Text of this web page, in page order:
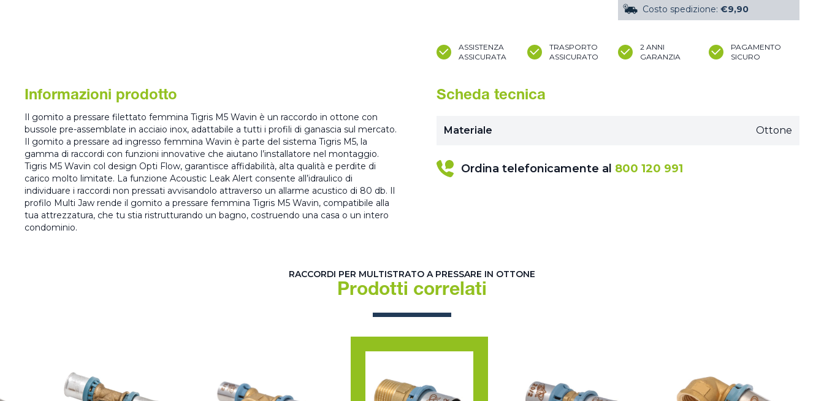
Costo spedizione: €9,90
ASSISTENZA
ASSICURATA
TRASPORTO
ASSICURATO
2 ANNI
GARANZIA
PAGAMENTO
SICURO
Informazioni prodotto
Il gomito a pressare filettato femmina Tigris M5 Wavin è un raccordo in ottone con
bussole pre-assemblate in acciaio inox, adattabile a tutti i profili di ganascia sul mercato.
Il gomito a pressare ad ingresso femmina Wavin è parte del sistema Tigris M5, la
gamma di raccordi con funzioni innovative che aiutano l’installatore nel montaggio.
Tigris M5 Wavin col design Opti Flow, garantisce affidabilità, alta qualità e perdite di
carico molto limitate. La funzione Acoustic Leak Alert consente all’idraulico di
individuare i raccordi non pressati avvisandolo attraverso un allarme acustico di 80 db. Il
profilo Multi Jaw rende il gomito a pressare femmina Tigris M5 Wavin, compatibile alla
tua attrezzatura, che tu stia ristrutturando un bagno, costruendo una casa o un intero
condominio.
Scheda tecnica
Materiale Ottone
Ordina telefonicamente al 800 120 991
RACCORDI PER MULTISTRATO A PRESSARE IN OTTONE
Prodotti correlati